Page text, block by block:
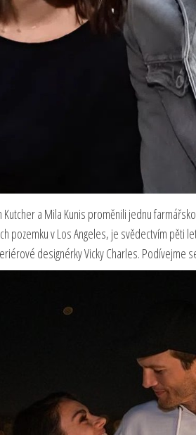
a Mila Kunis proměnili jednu
pozemku v Los Angeles, je svědectvím pěti
designérky Vicky Charles. Podívejme